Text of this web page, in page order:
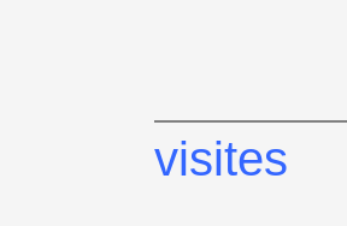
visites